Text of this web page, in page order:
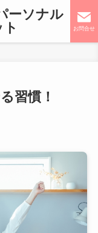
ーソナル
お問合せ
習慣！